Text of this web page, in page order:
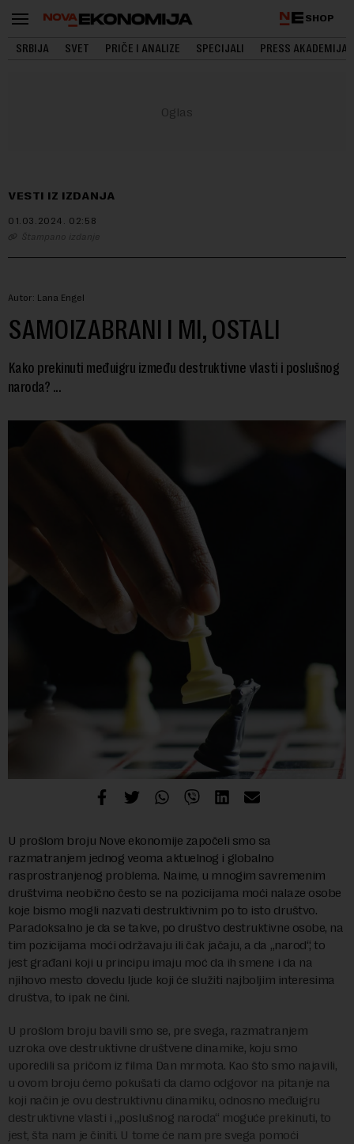
SHOP
SRBIJA SVET PRIČE I ANALIZE SPECIJALI PRESS AKADEMIJA
VESTI IZ IZDANJA
01.03.2024. 02:58
Štampano izdanje
Autor: Lana Engel
SAMOIZABRANI I MI, OSTALI
Kako prekinuti međuigru između destruktivne vlasti i poslušnog
naroda? ...
U prošlom broju Nove ekonomije započeli smo sa
razmatranjem jednog veoma aktuelnog i globalno
rasprostranjenog problema. Naime, u mnogim savremenim
društvima neobično često se na pozicijama moći nalaze osobe
koje bismo mogli nazvati destruktivnim po to isto društvo.
Paradoksalno je da se takve, po društvo destruktivne osobe, na
tim pozicijama moći održavaju ili čak jačaju, a da „narod“, to
jest građani koji u principu imaju moć da ih smene i da na
njihovo mesto dovedu ljude koji će služiti najboljim interesima
društva, to ipak ne čini.
U prošlom broju bavili smo se, pre svega, razmatranjem
uzroka ove destruktivne društvene dinamike, koju smo
uporedili sa pričom iz filma Dan mrmota. Kao što smo najavili,
u ovom broju ćemo pokušati da damo odgovor na pitanje na
koji način je ovu destruktivnu dinamiku, odnosno međuigru
destruktivne vlasti i „poslušnog naroda“ moguće prekinuti, to
jest, šta nam je činiti. U tome će nam pre svega pomoći